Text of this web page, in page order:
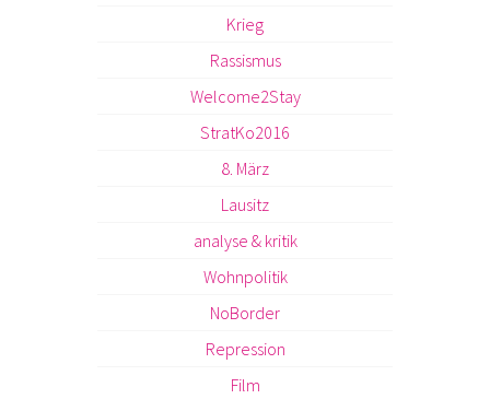
Krieg
Rassismus
Welcome2Stay
StratKo2016
8. März
Lausitz
analyse & kritik
Wohnpolitik
NoBorder
Repression
Film